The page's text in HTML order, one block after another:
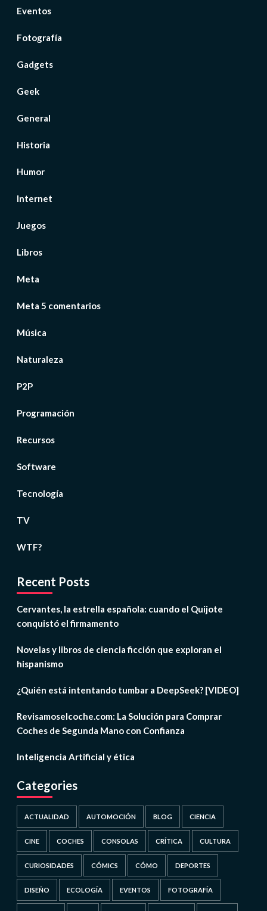
Eventos
Fotografía
Gadgets
Geek
General
Historia
Humor
Internet
Juegos
Libros
Meta
Meta 5 comentarios
Música
Naturaleza
P2P
Programación
Recursos
Software
Tecnología
TV
WTF?
Recent Posts
Cervantes, la estrella española: cuando el Quijote
conquistó el firmamento
Novelas y libros de ciencia ficción que exploran el
hispanismo
¿Quién está intentando tumbar a DeepSeek? [VIDEO]
Revisamoselcoche.com: La Solución para Comprar
Coches de Segunda Mano con Confianza
Inteligencia Artificial y ética
Categories
ACTUALIDAD AUTOMOCIÓN BLOG CIENCIA
CINE COCHES CONSOLAS CRÍTICA CULTURA
CURIOSIDADES CÓMICS CÓMO DEPORTES
DISEÑO ECOLOGÍA EVENTOS FOTOGRAFÍA